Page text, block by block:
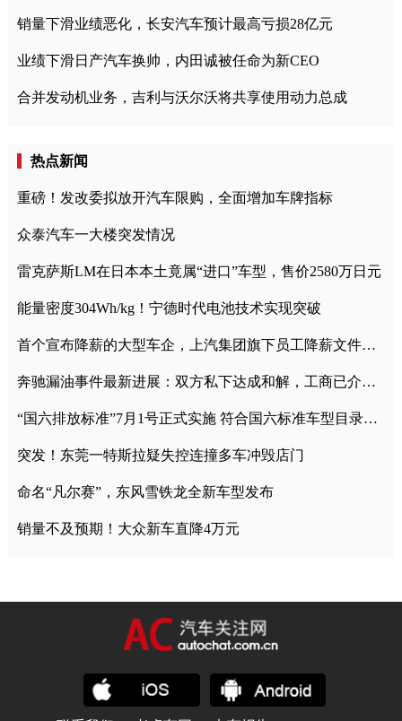
销量下滑业绩恶化，长安汽车预计最高亏损28亿元
业绩下滑日产汽车换帅，内田诚被任命为新CEO
合并发动机业务，吉利与沃尔沃将共享使用动力总成
热点新闻
重磅！发改委拟放开汽车限购，全面增加车牌指标
众泰汽车一大楼突发情况
雷克萨斯LM在日本本土竟属“进口”车型，售价2580万日元
能量密度304Wh/kg！宁德时代电池技术实现突破
首个宣布降薪的大型车企，上汽集团旗下员工降薪文件曝光
奔驰漏油事件最新进展：双方私下达成和解，工商已介入调查
“国六排放标准”7月1号正式实施 符合国六标准车型目录一览
突发！东莞一特斯拉疑失控连撞多车冲毁店门
命名“凡尔赛”，东风雪铁龙全新车型发布
销量不及预期！大众新车直降4万元